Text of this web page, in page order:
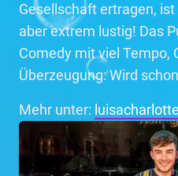
Gesellschaft ertragen,
aber extrem lustig! Das
Comedy mit viel Tempo,
Überzeugung: Wird
Mehr unter: